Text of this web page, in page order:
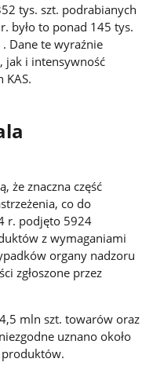
tys. szt. podrabianych
było to ponad 145 tys.
Dane te wyraźnie
jak i intensywność
KAS.
że znaczna część
co do
r. podjęto 5924
z wymaganiami
organy nadzoru
zgłoszone przez
mln szt. towarów oraz
uznano około